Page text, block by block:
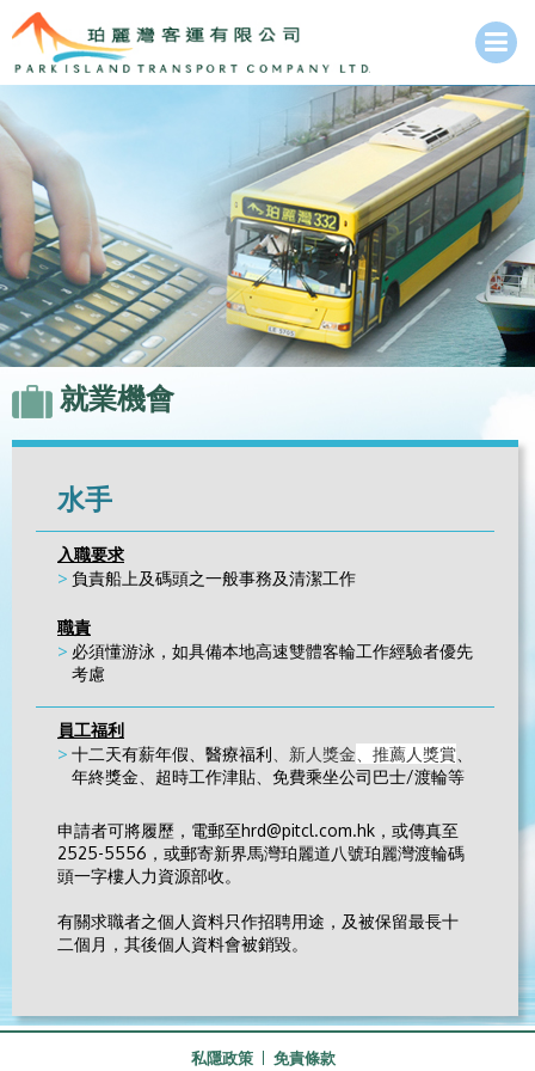
就業機會
水手
入職要求
負責船上及碼頭之一般事務及清潔工作
職責
必須懂游泳，如具備本地高速雙體客輪工作經驗者優先
考慮
員工福利
十二天有薪年假、醫療福利、新人獎金、推薦人獎賞、
年終獎金、超時工作津貼、免費乘坐公司巴士/渡輪等
申請者可將履歷，電郵至hrd@pitcl.com.hk，或傳真至
2525-5556，或郵寄新界馬灣珀麗道八號珀麗灣渡輪碼
頭一字樓人力資源部收。
有關求職者之個人資料只作招聘用途，及被保留最長十
二個月，其後個人資料會被銷毀。
私隱政策 免責條款